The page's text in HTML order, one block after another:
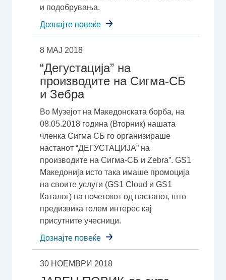
и подобрувања.
Дознајте повеќе
8 МАЈ 2018
“Дегустација” на
производите на Сигма-СБ
и Зебра
Во Музејот на Македонската борба, на
08.05.2018 година (Вторник) нашата
членка Сигма СБ го организираше
настанот “ДЕГУСТАЦИЈА” на
производите на Сигма-СБ и Zebra”. GS1
Македонија исто така имаше промоција
на своите услуги (GS1 Cloud и GS1
Каталог) на почетокот од настанот, што
предизвика голем интерес кај
присутните учесници.
Дознајте повеќе
30 НОЕМВРИ 2018